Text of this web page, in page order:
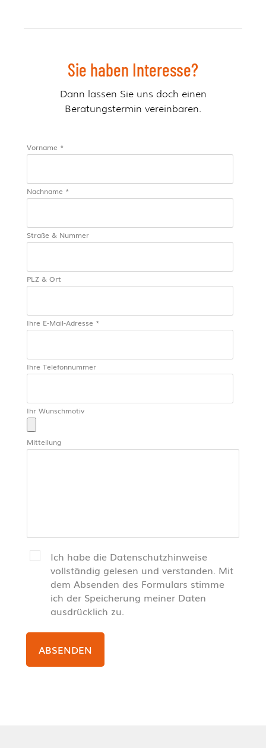
Sie haben Interesse?
Dann lassen Sie uns doch einen
Beratungstermin vereinbaren.
Vorname *
Nachname *
Straße & Nummer
PLZ & Ort
Ihre E-Mail-Adresse *
Ihre Telefonnummer
Ihr Wunschmotiv
Mitteilung
Ich habe die Datenschutzhinweise
vollständig gelesen und verstanden. Mit
dem Absenden des Formulars stimme
ich der Speicherung meiner Daten
ausdrücklich zu.
ABSENDEN